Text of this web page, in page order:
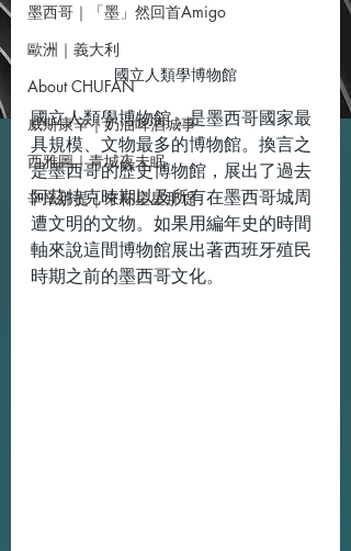
墨西哥｜「墨」然回首Amigo
歐洲｜義大利
About CHUFAN
威斯康辛｜奶油啤酒城事
西雅圖｜青城夜未眠
辛辛那提｜來杯星星那堤
國立人類學博物館
國立人類學博物館，是墨西哥國家最
具規模、文物最多的博物館。換言之
是墨西哥的歷史博物館，展出了過去
阿茲特克時期以及所有在墨西哥城周
遭文明的文物。如果用編年史的時間
軸來說這間博物館展出著西班牙殖民
時期之前的墨西哥文化。